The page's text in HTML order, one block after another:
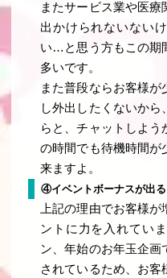
またサービス業や医
出かけられないない
い…と思う方もこの期
多いです。
また普段ならお客様
し外出したくないか
らと、チャットしよ
の時間でも待機時間が
来ますよ。
④イベントボーナスが出る
上記の理由でお客様が
ントに力を入れてい
ン、年始のお年玉企画
されているため、お客